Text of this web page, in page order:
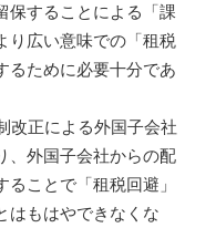
保することによる「課
り広い意味での「租税
るために必要十分であ
改正による外国子会社
、外国子会社からの配
ことで「租税回避」
はもはやできなくな